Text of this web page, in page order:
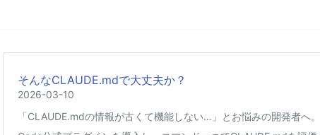
そんなCLAUDE.mdで大丈夫か？
2026-03-10
「CLAUDE.mdの情報が古くて機能しない…」とお悩みの開発者へ